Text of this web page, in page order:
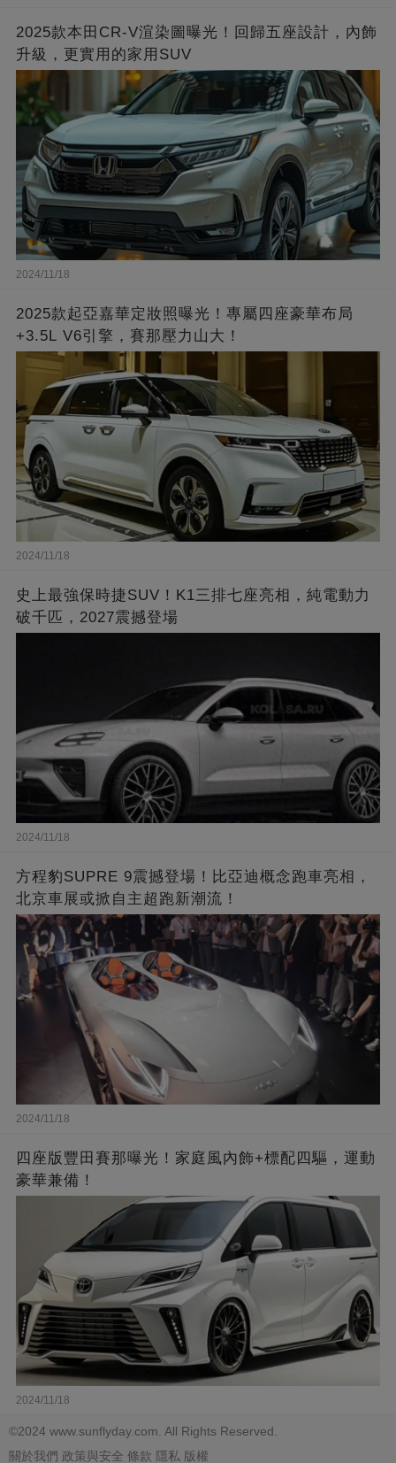
2025款本田CR-V渲染圖曝光！回歸五座設計，內飾
升級，更實用的家用SUV
2024/11/18
2025款起亞嘉華定妝照曝光！專屬四座豪華布局
+3.5L V6引擎，賽那壓力山大！
2024/11/18
史上最強保時捷SUV！K1三排七座亮相，純電動力
破千匹，2027震撼登場
2024/11/18
方程豹SUPRE 9震撼登場！比亞迪概念跑車亮相，
北京車展或掀自主超跑新潮流！
2024/11/18
四座版豐田賽那曝光！家庭風內飾+標配四驅，運動
豪華兼備！
2024/11/18
©2024 www.sunflyday.com. All Rights Reserved.
關於我們 政策與安全 條款 隱私 版權